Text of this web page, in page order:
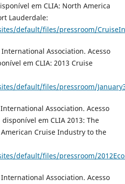
em CLIA: North America
Lauderdale:
default/files/pressroom/
Association. Acesso
em CLIA: 2013 Cruise
default/files/pressroom/
Association. Acesso
em CLIA 2013: The
Cruise Industry to the
default/files/pressroom/
Association. Acesso